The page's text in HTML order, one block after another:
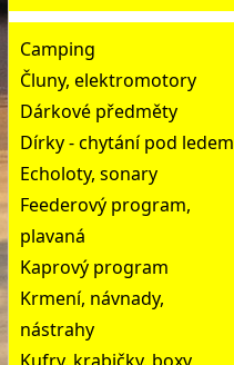
Camping
Čluny, elektromotory
Dárkové předměty
Dírky - chytání pod ledem
Echoloty, sonary
Feederový program,
plavaná
Kaprový program
Krmení, návnady,
nástrahy